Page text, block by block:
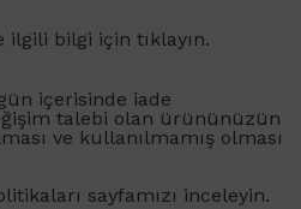
ilgili bilgi için tıklayın.
içerisinde iade
talebi olan ürününüzün
ve kullanılmamış olması
sayfamızı inceleyin.